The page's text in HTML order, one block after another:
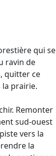
qui se
ravin de
quitter ce
prairie.
Remonter
sud-ouest
vers la
la